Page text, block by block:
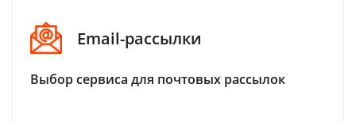
Email-рассылки
Выбор сервиса для почтовых рассылок